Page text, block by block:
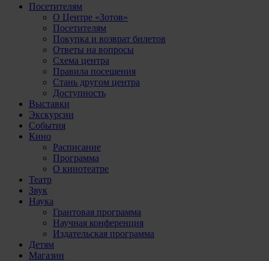
Посетителям
О Центре «Зотов»
Посетителям
Покупка и возврат билетов
Ответы на вопросы
Схема центра
Правила посещения
Стань другом центра
Доступность
Выставки
Экскурсии
События
Кино
Расписание
Программа
О кинотеатре
Театр
Звук
Наука
Грантовая программа
Научная конференция
Издательская программа
Детям
Магазин